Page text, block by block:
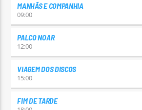
MANHÃS E COMPANHIA
09:00
PALCO NOAR
12:00
VIAGEM DOS DISCOS
15:00
FIM DE TARDE